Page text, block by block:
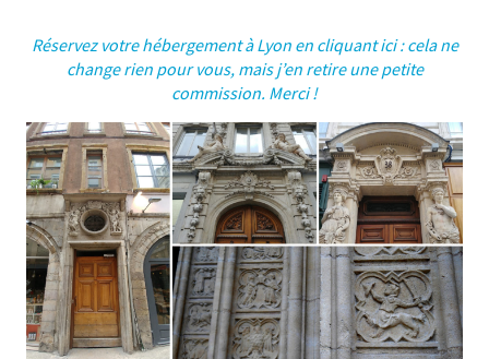
Réservez votre hébergement à Lyon en cliquant ici : cela ne
change rien pour vous, mais j’en retire une petite
commission. Merci !